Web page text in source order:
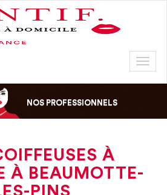
NOS PROFESSIONNELS
À
À BEAUMOTTE-
PINS